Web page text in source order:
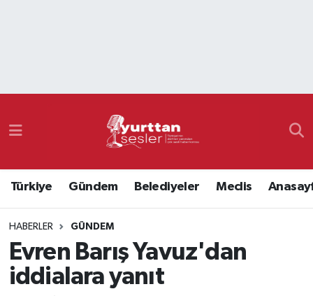
Türkiye Gündem Belediyeler Meclis
HABERLER GÜNDEM
Evren Barış Yavuz'dan
iddialara yanıt
Namaz Vakitleri
Süper Lig Puan Durumu ve Fikstür
Tüm Manşetler
Son Dakika Haberleri